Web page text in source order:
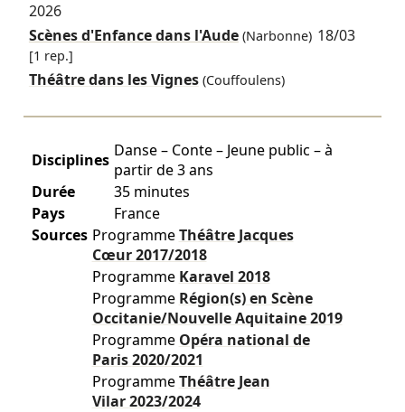
2026
Scènes d'Enfance dans l'Aude(Narbonne) 18/03
[1 rep.]
Théâtre dans les Vignes (Couffoulens)
Disciplines Danse – Conte – Jeune public – à
partir de 3 ans
Durée
35 minutes
Pays
France
Sources ProgrammeThéâtre Jacques
Cœur2017/2018
Programme Karavel 2018
Programme Région(s) en Scène
Occitanie/Nouvelle Aquitaine2019
Programme Opéra national de
Paris2020/2021
ProgrammeThéâtre Jean
Vilar2023/2024